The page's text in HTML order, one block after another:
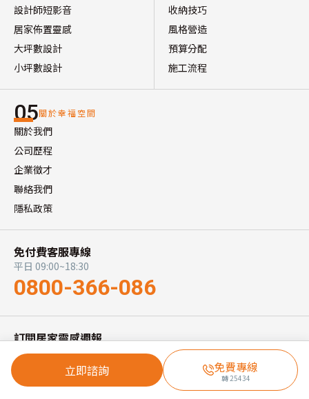
立即諮詢 免費專線
轉25434
設計師短影音
居家佈置靈感
大坪數設計
小坪數設計
收納技巧
風格營造
預算分配
施工流程
05關於幸福空間
關於我們
公司歷程
企業徵才
聯絡我們
隱私政策
免付費客服專線
平日 09:00~18:30
0800-366-086
訂閱居家靈感週報
已有 38,000+ 位讀者加入